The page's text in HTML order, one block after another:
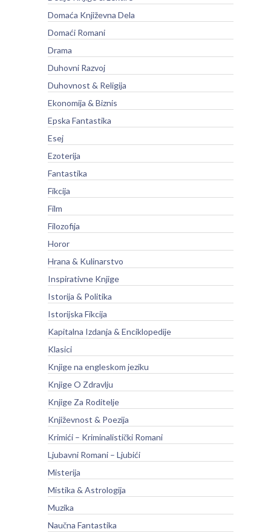
Domaća Književna Dela
Domaći Romani
Drama
Duhovni Razvoj
Duhovnost & Religija
Ekonomija & Biznis
Epska Fantastika
Esej
Ezoterija
Fantastika
Fikcija
Film
Filozofija
Horor
Hrana & Kulinarstvo
Inspirativne Knjige
Istorija & Politika
Istorijska Fikcija
Kapitalna Izdanja & Enciklopedije
Klasici
Knjige na engleskom jeziku
Knjige O Zdravlju
Knjige Za Roditelje
Književnost & Poezija
Krimići – Kriminalistički Romani
Ljubavni Romani – Ljubići
Misterija
Mistika & Astrologija
Muzika
Naučna Fantastika